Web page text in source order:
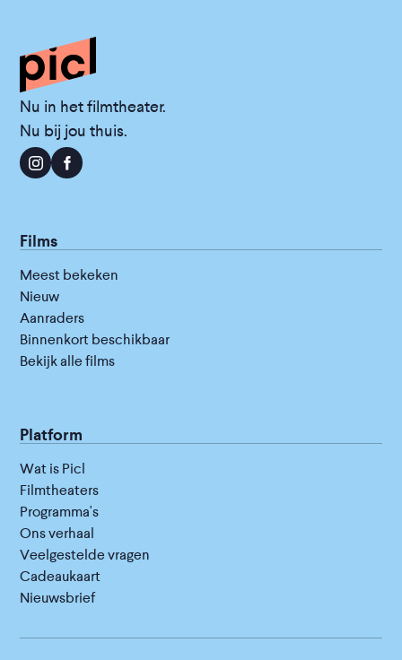
Nu in het filmtheater.
Nu bij jou thuis.
Films
Meest bekeken
Nieuw
Aanraders
Binnenkort beschikbaar
Bekijk alle films
Platform
Wat is Picl
Filmtheaters
Programma's
Ons verhaal
Veelgestelde vragen
Cadeaukaart
Nieuwsbrief